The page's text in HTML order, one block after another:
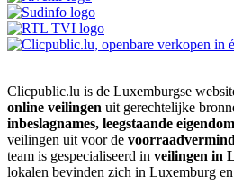
Clicpublic.lu is de Luxemburgse
online veilingen uit gerechtelijke
inbeslagnames, leegstaande
veilingen uit voor de
team is gespecialiseerd in veilingen in
lokalen bevinden zich in Luxemburg